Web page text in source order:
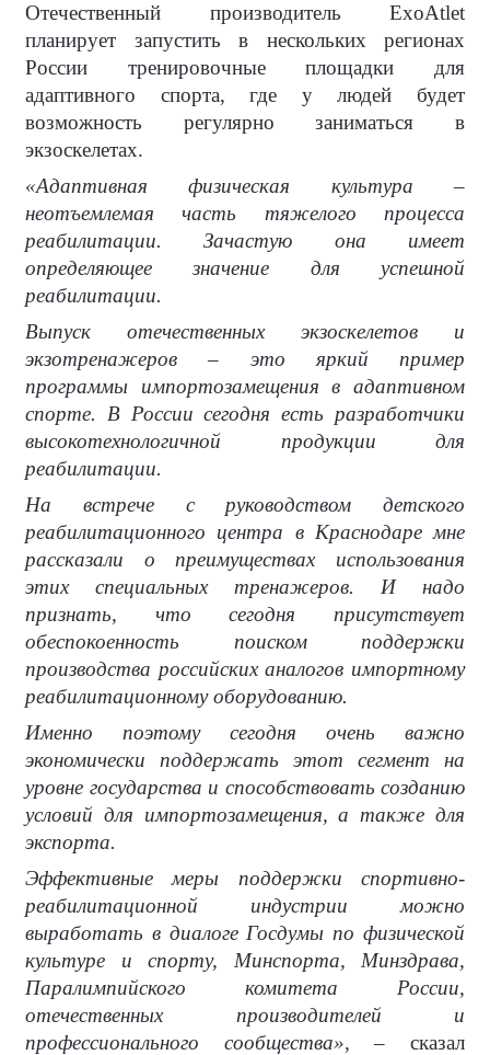
Отечественный производитель ExoAtlet
планирует запустить в нескольких регионах
России тренировочные площадки для
адаптивного спорта, где у людей будет
возможность регулярно заниматься в
экзоскелетах.
«Адаптивная физическая культура –
неотъемлемая часть тяжелого процесса
реабилитации. Зачастую она имеет
определяющее значение для успешной
реабилитации.
Выпуск отечественных экзоскелетов и
экзотренажеров – это яркий пример
программы импортозамещения в адаптивном
спорте. В России сегодня есть разработчики
высокотехнологичной продукции для
реабилитации.
На встрече с руководством детского
реабилитационного центра в Краснодаре мне
рассказали о преимуществах использования
этих специальных тренажеров. И надо
признать, что сегодня присутствует
обеспокоенность поиском поддержки
производства российских аналогов импортному
реабилитационному оборудованию.
Именно поэтому сегодня очень важно
экономически поддержать этот сегмент на
уровне государства и способствовать созданию
условий для импортозамещения, а также для
экспорта.
Эффективные меры поддержки спортивно-
реабилитационной индустрии можно
выработать в диалоге Госдумы по физической
культуре и спорту, Минспорта, Минздрава,
Паралимпийского комитета России,
отечественных производителей и
профессионального сообщества»,– сказал